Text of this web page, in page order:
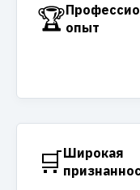
🏆опыт
🛒Широкая